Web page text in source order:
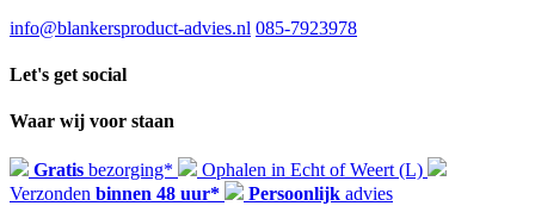
info@blankersproduct-advies.nl 085-7923978
Let's get social
Waar wij voor staan
Gratis bezorging*
Ophalen in Echt of Weert (L)
Verzonden binnen 48 uur* Persoonlijk advies